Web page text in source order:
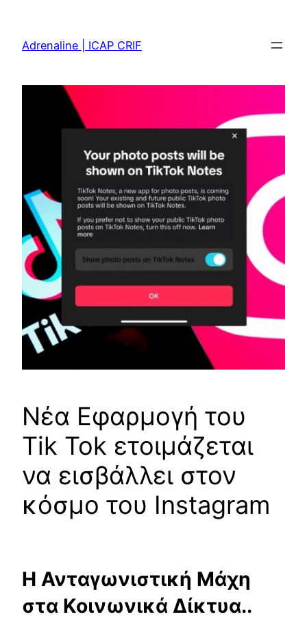
content
Adrenaline | ICAP CRIF
Νέα Εφαρμογή του
Tik Tok ετοιμάζεται
να εισβάλλει στον
κόσμο του Instagram
Η Ανταγωνιστική Μάχη
στα Κοινωνικά Δίκτυα..